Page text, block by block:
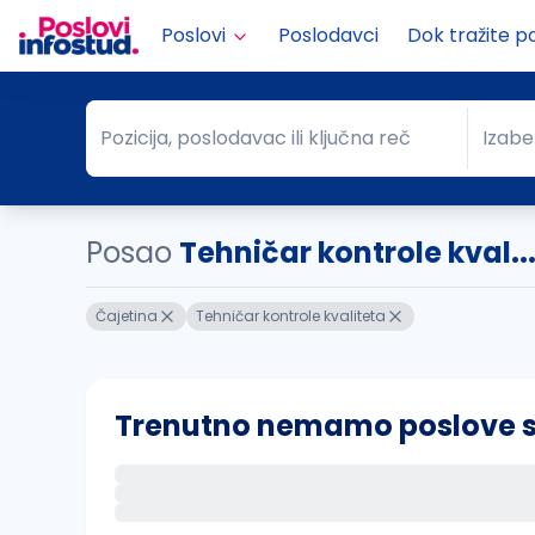
Poslovi Poslodavci Dok tražite
Pozicija, poslodavac ili ključna reč
Pozicija, poslodavac ili ključna reč Grad
Posao Tehničar kontrole
Čajetina Tehničar kontrole kvaliteta
Trenutno nemamo poslove